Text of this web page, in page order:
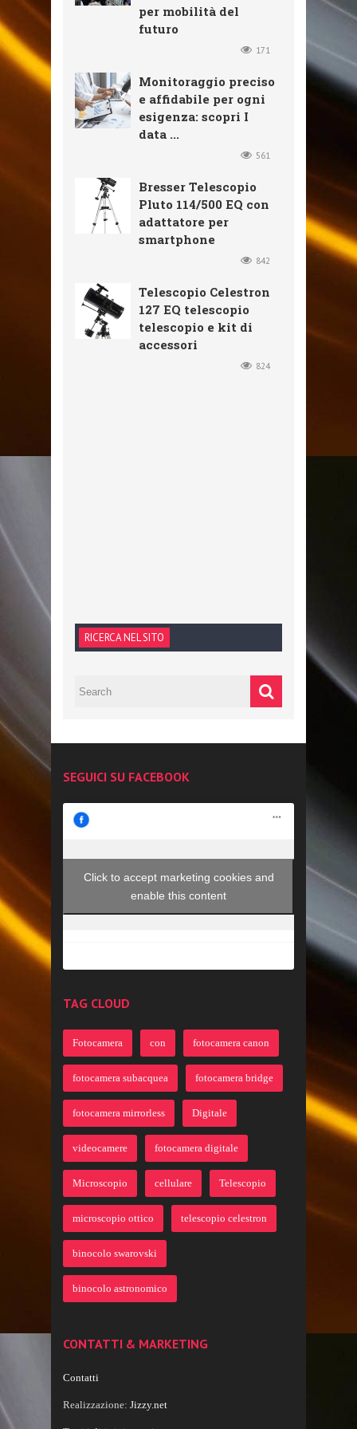
per mobilità del
futuro
171
Monitoraggio preciso
e affidabile per ogni
esigenza: scopri I
data ...
561
Bresser Telescopio
Pluto 114/500 EQ con
adattatore per
smartphone
842
Telescopio Celestron
127 EQ telescopio
telescopio e kit di
accessori
824
RICERCA NEL SITO
SEGUICI SU FACEBOOK
Click to accept marketing cookies and
enable this content
TAG CLOUD
Fotocamera con fotocamera canon
fotocamera subacquea fotocamera bridge
fotocamera mirrorless Digitale
videocamere fotocamera digitale
Microscopio cellulare Telescopio
microscopio ottico telescopio celestron
binocolo swarovski
binocolo astronomico
CONTATTI & MARKETING
Contatti
Realizzazione: Jizzy.net